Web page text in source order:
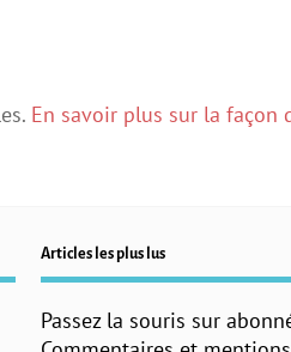
En savoir plus sur la façon
Articles les plus lus
Passez la souris sur